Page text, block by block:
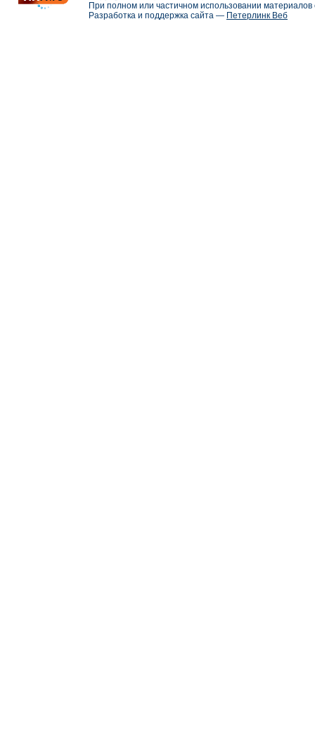
При полном или частичном использовании
Разработка и поддержка сайта — Петерлинк Веб